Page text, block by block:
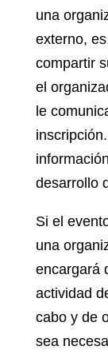
una
externo,
compartir
el
le
desarrollo
Si el
una
encargará
actividad
cabo y de
sea